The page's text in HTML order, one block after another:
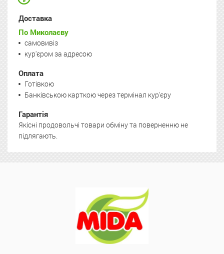
Доставка
По Миколаєву
самовивіз
кур'єром за адресою
Оплата
Готівкою
Банківською карткою через термінал кур'єру
Гарантія
Якісні продовольчі товари обміну та поверненню не
підлягають.